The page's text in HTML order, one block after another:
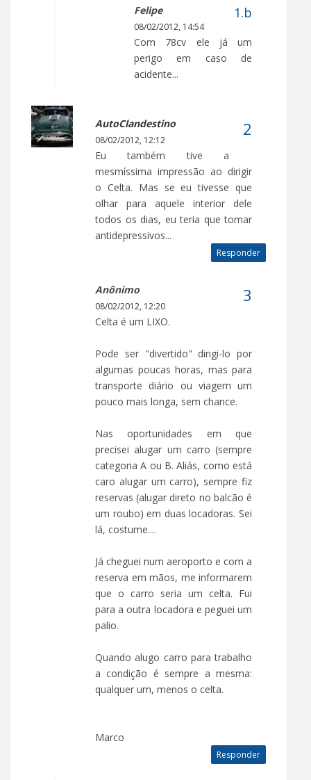
Felipe
08/02/2012, 14:54
Com 78cv ele já um
perigo em caso de
acidente...
AutoClandestino
08/02/2012, 12:12
Eu também tive a
mesmíssima impressão ao dirigir
o Celta. Mas se eu tivesse que
olhar para aquele interior dele
todos os dias, eu teria que tomar
antidepressivos...
Responder
Anônimo
08/02/2012, 12:20
Celta é um LIXO.
Pode ser "divertido" dirigi-lo por
algumas poucas horas, mas para
transporte diário ou viagem um
pouco mais longa, sem chance.
Nas oportunidades em que
precisei alugar um carro (sempre
categoria A ou B. Aliás, como está
caro alugar um carro), sempre fiz
reservas (alugar direto no balcão é
um roubo) em duas locadoras. Sei
lá, costume....
Já cheguei num aeroporto e com a
reserva em mãos, me informarem
que o carro seria um celta. Fui
para a outra locadora e peguei um
palio.
Quando alugo carro para trabalho
a condição é sempre a mesma:
qualquer um, menos o celta.
Marco
Responder